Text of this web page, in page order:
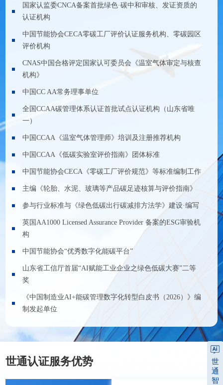
国家认监委CNCA备案首批绿色·碳中和审核、发证资质的
认证机构
中国节能协会CECA零碳工厂评价认证服务机构、零碳园区
评价机构
CNAS中国合格评定国家认可委员会《温室气体审定与核查
机构》
中国CC AA常务理事单位
全国CCAA碳管理体系认证首批试点认证机构（山东省唯
一）
中国CCAA《温室气体管理师》培训及注册推荐机构
中国CCAA《低碳实验室评价指南》团体标准
中国节能协会CECA《零碳工厂评价规范》等标准编制工作
主编《轮胎、水泥、玻璃等产品碳足迹核算与评价指南》
参与行业标准与《绿色低碳出行碳减排方法学》建设·编写
英国AA1000 Licensed Assurance Provider 备案的ESG审验机
构
中国节能协会“优秀数字化能碳平台”
山东省工信厅首届“AI赋能工业企业之绿色低碳大赛”二等
奖
《中国制造业AI+能碳管理数字化转型白皮书（2026）》编
制发起单位
世通认证服务优势
世
通
智